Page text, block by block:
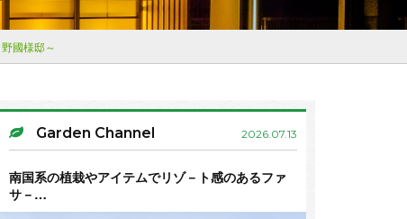
國様邸～
Garden Channel 2026.07.13
南国系の植栽やアイテムでリゾ－ト感のあるファ
サ－…